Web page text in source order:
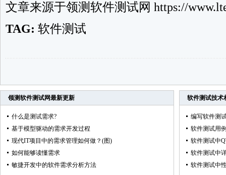
文章来源于领测软件测试网 https://
TAG: 软件测试
领测软件测试网最新更新
什么是测试需求?
基于模型驱动的需求开发过程
现代IT项目中的需求管理如何做？(图)
如何能够读懂需求
敏捷开发中的软件需求分析方法
软件测试技术
编写软件测
软件测试用
软件测试中
软件测试中
软件测试中